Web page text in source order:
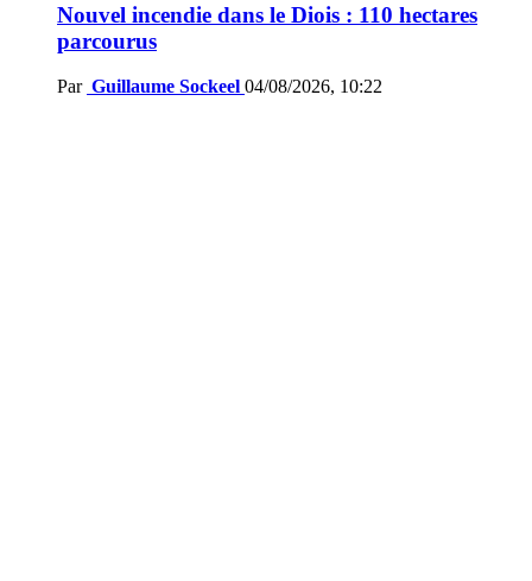
Nouvel incendie dans le Diois : 110 hectares
parcourus
Par Guillaume Sockeel 04/08/2026, 10:22